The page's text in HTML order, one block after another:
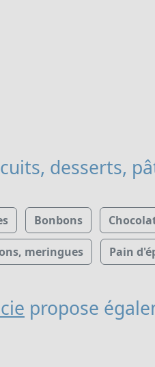
desserts,
Bonbons
meringues Pain
propose